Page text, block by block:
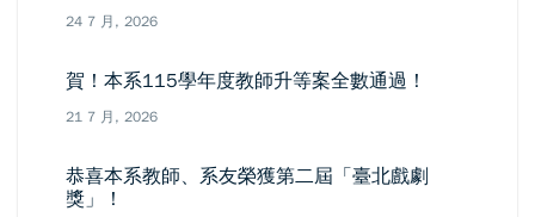
24 7 月, 2026
賀！本系115學年度教師升等案全數通過！
21 7 月, 2026
恭喜本系教師、系友榮獲第二屆「臺北戲劇
獎」！